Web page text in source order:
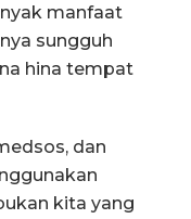
manfaat
sungguh
hina tempat
dan
kita yang